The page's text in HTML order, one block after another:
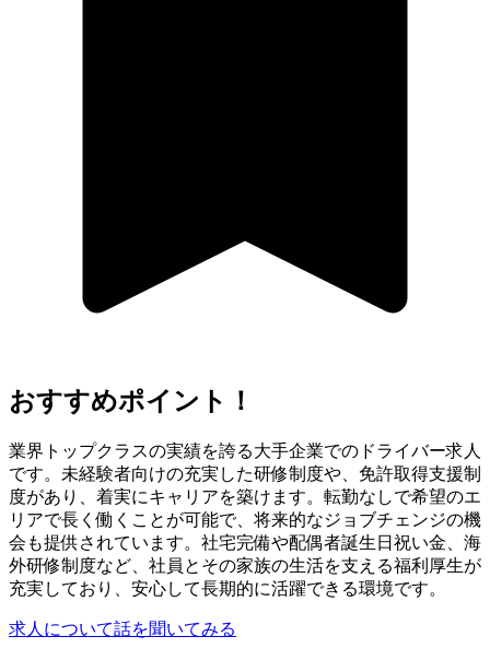
おすすめポイント！
業界トップクラスの実績を誇る大手企業でのドライバー求人
です。未経験者向けの充実した研修制度や、免許取得支援制
度があり、着実にキャリアを築けます。転勤なしで希望のエ
リアで長く働くことが可能で、将来的なジョブチェンジの機
会も提供されています。社宅完備や配偶者誕生日祝い金、海
外研修制度など、社員とその家族の生活を支える福利厚生が
充実しており、安心して長期的に活躍できる環境です。
求人について話を聞いてみる